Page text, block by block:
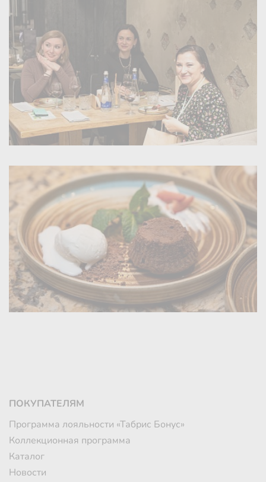
ПОКУПАТЕЛЯМ
Программа лояльности «Табрис Бонус»
Коллекционная программа
Каталог
Новости